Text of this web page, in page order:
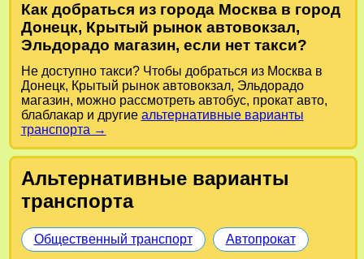
Как добраться из города Москва в город
Донецк, Крытый рынок автовокзал,
Эльдорадо магазин, если нет такси?
Не доступно такси? Чтобы добраться из Москва в
Донецк, Крытый рынок автовокзал, Эльдорадо
магазин, можно рассмотреть автобус, прокат авто,
блаблакар и другие альтернативные варианты
транспорта →
Альтернативные варианты
транспорта
Общественный транспорт Автопрокат